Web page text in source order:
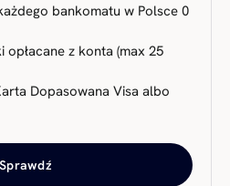
bankomatu w Polsce 0
opłacane z konta (max 25
Dopasowana Visa albo
Sprawdź